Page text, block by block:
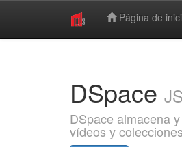
Página de
DSpace
DSpace almacena
vídeos y